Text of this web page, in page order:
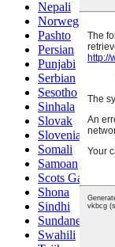
Nepali
Norwegian
Pashto
Persian
Punjabi
Serbian
Sesotho
Sinhala
Slovak
Slovenian
Somali
Samoan
Scots Gaelic
Shona
Sindhi
Sundanese
Swahili